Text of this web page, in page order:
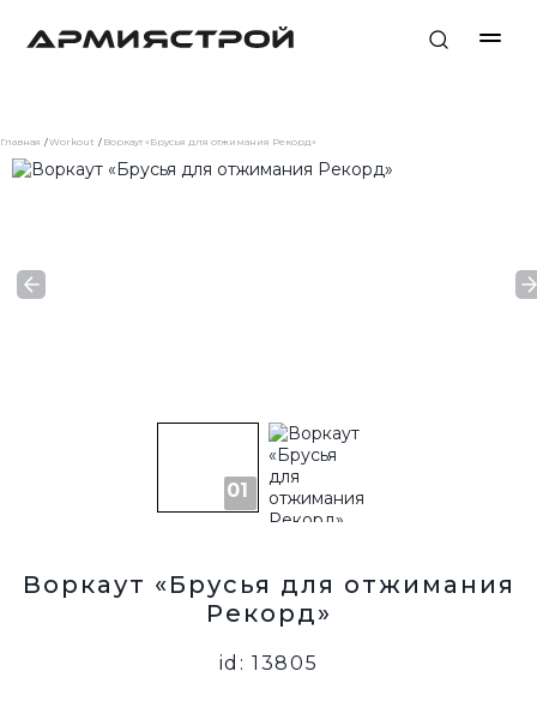
Главная Workout Воркаут «Брусья для отжимания Рекорд»
Воркаут «Брусья для отжимания
Рекорд»
id: 13805